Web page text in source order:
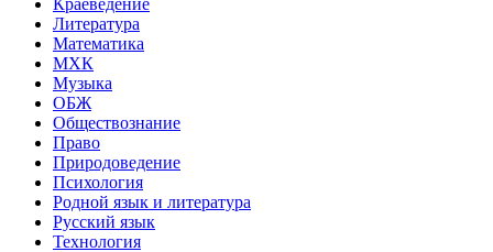
Литература
Математика
МХК
Музыка
ОБЖ
Обществознание
Право
Природоведение
Психология
Родной язык и литература
Русский язык
Технология